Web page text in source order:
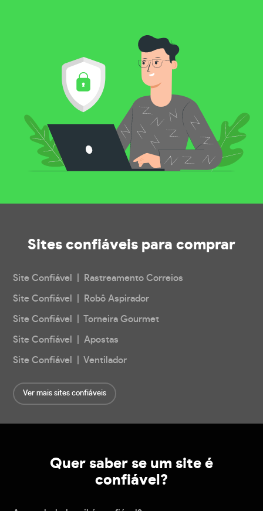
Sites confiáveis para comprar
Site Confiável | Rastreamento Correios
Site Confiável | Robô Aspirador
Site Confiável | Torneira Gourmet
Site Confiável | Apostas
Site Confiável | Ventilador
Ver mais sites confiáveis
Quer saber se um site é
confiável?